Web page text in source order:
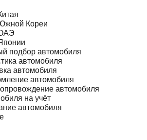
Кореи
подбор автомобиля
автомобиля
автомобиля
автомобиля
автомобиля
на учёт
автомобиля